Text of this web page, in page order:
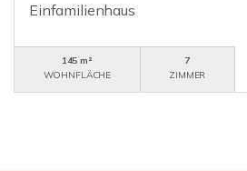
Einfamilienhaus
145 m²
WOHNFLÄCHE
7
ZIMMER